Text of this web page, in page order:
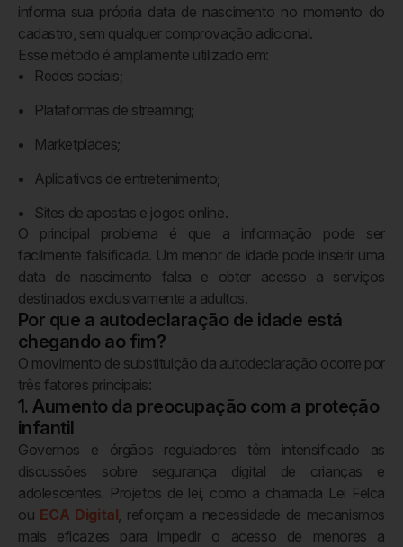
informa sua própria data de nascimento no momento do
cadastro, sem qualquer comprovação adicional.
Esse método é amplamente utilizado em:
Redes sociais;
Plataformas de streaming;
Marketplaces;
Aplicativos de entretenimento;
Sites de apostas e jogos online.
O principal problema é que a informação pode ser
facilmente falsificada. Um menor de idade pode inserir uma
data de nascimento falsa e obter acesso a serviços
destinados exclusivamente a adultos.
Por que a autodeclaração de idade está
chegando ao fim?
O movimento de substituição da autodeclaração ocorre por
três fatores principais:
1. Aumento da preocupação com a proteção
infantil
Governos e órgãos reguladores têm intensificado as
discussões sobre segurança digital de crianças e
adolescentes. Projetos de lei, como a chamada Lei Felca
ou ECA Digital , reforçam a necessidade de mecanismos
mais eficazes para impedir o acesso de menores a